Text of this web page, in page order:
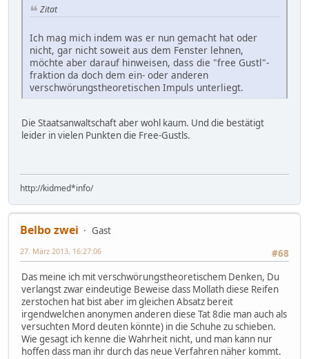
Zitat
Ich mag mich indem was er nun gemacht hat oder
nicht, gar nicht soweit aus dem Fenster lehnen,
möchte aber darauf hinweisen, dass die "free Gustl"-
fraktion da doch dem ein- oder anderen
verschwörungstheoretischen Impuls unterliegt.
Die Staatsanwaltschaft aber wohl kaum. Und die bestätigt
leider in vielen Punkten die Free-Gustls.
http://kidmed*info/
Belbo zwei
Gast
#68
27. März 2013, 16:27:06
Das meine ich mit verschwörungstheoretischem Denken, Du
verlangst zwar eindeutige Beweise dass Mollath diese Reifen
zerstochen hat bist aber im gleichen Absatz bereit
irgendwelchen anonymen anderen diese Tat 8die man auch als
versuchten Mord deuten könnte) in die Schuhe zu schieben.
Wie gesagt ich kenne die Wahrheit nicht, und man kann nur
hoffen dass man ihr durch das neue Verfahren näher kommt.